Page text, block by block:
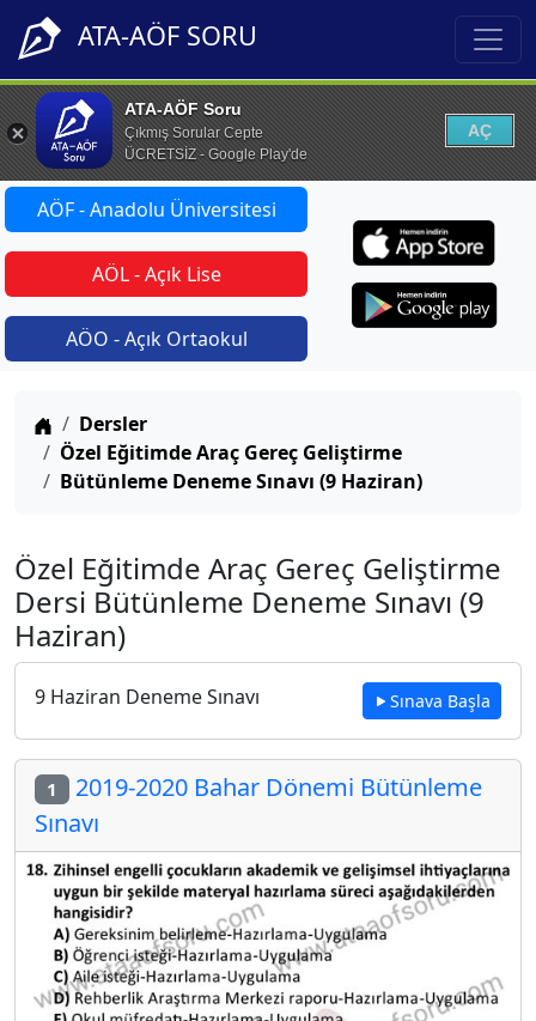
ATA-AÖF SORU
ATA-AÖF Soru
Çıkmış Sorular Cepte
ÜCRETSİZ - Google Play'de
AÇ
AÖF - Anadolu Üniversitesi
AÖL - Açık Lise
AÖO - Açık Ortaokul
Anasayfa
Dersler
Özel Eğitimde Araç Gereç Geliştirme
Bütünleme Deneme Sınavı (9 Haziran)
Özel Eğitimde Araç Gereç Geliştirme
Dersi Bütünleme Deneme Sınavı (9
Haziran)
9 Haziran Deneme Sınavı Sınava Başla
1 2019-2020 Bahar Dönemi Bütünleme
Sınavı